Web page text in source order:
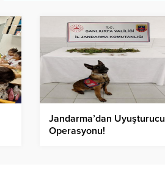
Jandarma’dan Uyuşturucu
Operasyonu!